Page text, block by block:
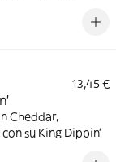
13,45 €
Cheddar,
su King Dippin’